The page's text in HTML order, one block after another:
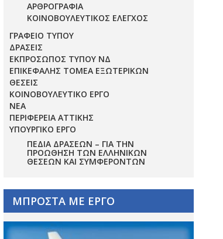
ΑΡΘΡΟΓΡΑΦΙΑ
ΚΟΙΝΟΒΟΥΛΕΥΤΙΚΟΣ ΕΛΕΓΧΟΣ
ΓΡΑΦΕΙΟ ΤΥΠΟΥ
ΔΡΑΣΕΙΣ
ΕΚΠΡΟΣΩΠΟΣ ΤΥΠΟΥ ΝΔ
ΕΠΙΚΕΦΑΛΗΣ ΤΟΜΕΑ ΕΞΩΤΕΡΙΚΩΝ
ΘΕΣΕΙΣ
ΚΟΙΝΟΒΟΥΛΕΥΤΙΚΟ ΕΡΓΟ
ΝΕΑ
ΠΕΡΙΦΕΡΕΙΑ ΑΤΤΙΚΗΣ
ΥΠΟΥΡΓΙΚΟ ΕΡΓΟ
ΠΕΔΊΑ ΔΡΆΣΕΩΝ – ΓΙΑ ΤΗΝ
ΠΡΟΏΘΗΣΗ ΤΩΝ ΕΛΛΗΝΙΚΏΝ
ΘΈΣΕΩΝ ΚΑΙ ΣΥΜΦΕΡΌΝΤΩΝ
ΜΠΡΟΣΤΑ ΜΕ ΕΡΓΟ